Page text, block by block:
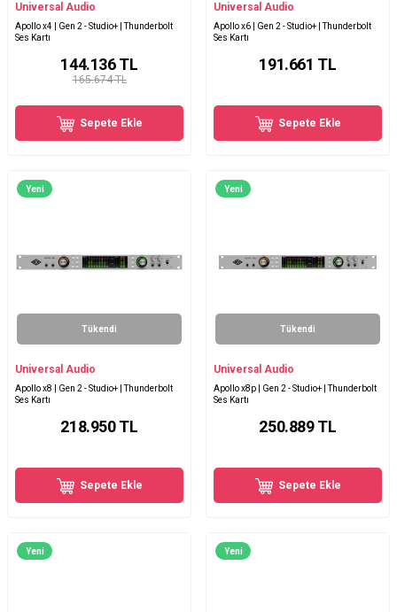
Universal Audio
Apollo x4 | Gen 2 - Studio+ | Thunderbolt
Ses Kartı
165.674 TL
144.136TL
Sepete Ekle
Universal Audio
Apollo x6 | Gen 2 - Studio+ | Thunderbolt
Ses Kartı
191.661 TL
Sepete Ekle
Yeni
Tükendi
Universal Audio
Apollo x8 | Gen 2 - Studio+ | Thunderbolt
Ses Kartı
218.950TL
Sepete Ekle
Yeni
Tükendi
Universal Audio
Apollo x8p | Gen 2 - Studio+ | Thunderbolt
Ses Kartı
250.889TL
Sepete Ekle
Yeni Yeni